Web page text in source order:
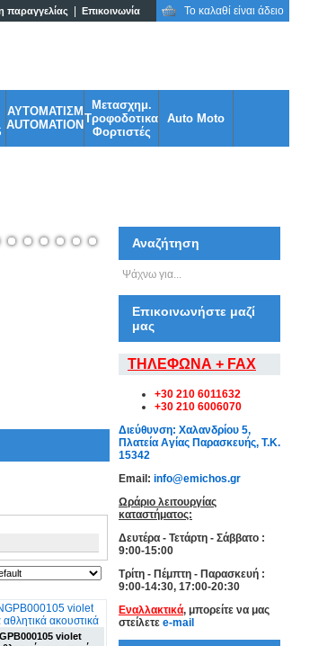
Το καλαθί είναι άδειο
Επικοινωνία
ΑΥΤΟΜΑΤΙΣΜ
AUTOMATION
Μετασχημ.
Τροφοδοτικα
Φορτιστές
Auto Moto
violet
Αναζήτηση
Επικοινωνήστε μαζί
μας
ΤΗΛΕΦΩΝΑ + FAX
+30 210 6011632
+30 210 6006070
Διεύθυνση: Χαλανδρίου 5,
Πλατεία Αγίας Παρασκευής, Τ.Κ.
15342
Email: info@emichos.gr
Ωράριο λειτουργίας
καταστήματος:
Δευτέρα - Τετάρτη - Σάββατο :
9:00-15:00
Τρίτη - Πέμπτη - Παρασκευή :
9:00-14:30, 17:00-20:30
Εναλλακτικά, μπορείτε να μας
στείλετε e-mail